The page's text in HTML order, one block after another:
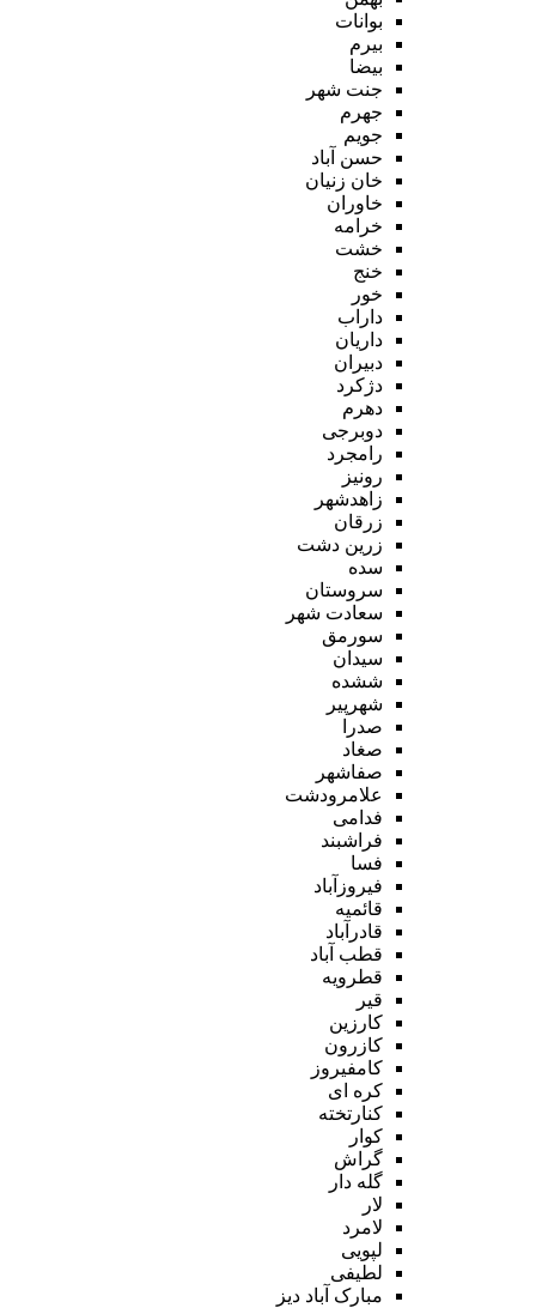
بوانات
بیرم
بیضا
جنت شهر
جهرم
جویم
حسن آباد
خان زنیان
خاوران
خرامه
خشت
خنج
خور
داراب
داریان
دبیران
دژکرد
دهرم
دوبرجی
رامجرد
رونیز
زاهدشهر
زرقان
زرین دشت
سده
سروستان
سعادت شهر
سورمق
سیدان
ششده
شهرپیر
صدرا
صغاد
صفاشهر
علامرودشت
فدامی
فراشبند
فسا
فیروزآباد
قائمیه
قادرآباد
قطب آباد
قطرویه
قیر
کارزین
کازرون
کامفیروز
کره ای
کنارتخته
کوار
گراش
گله دار
لار
لامرد
لپویی
لطیفی
مبارک آباد دیز